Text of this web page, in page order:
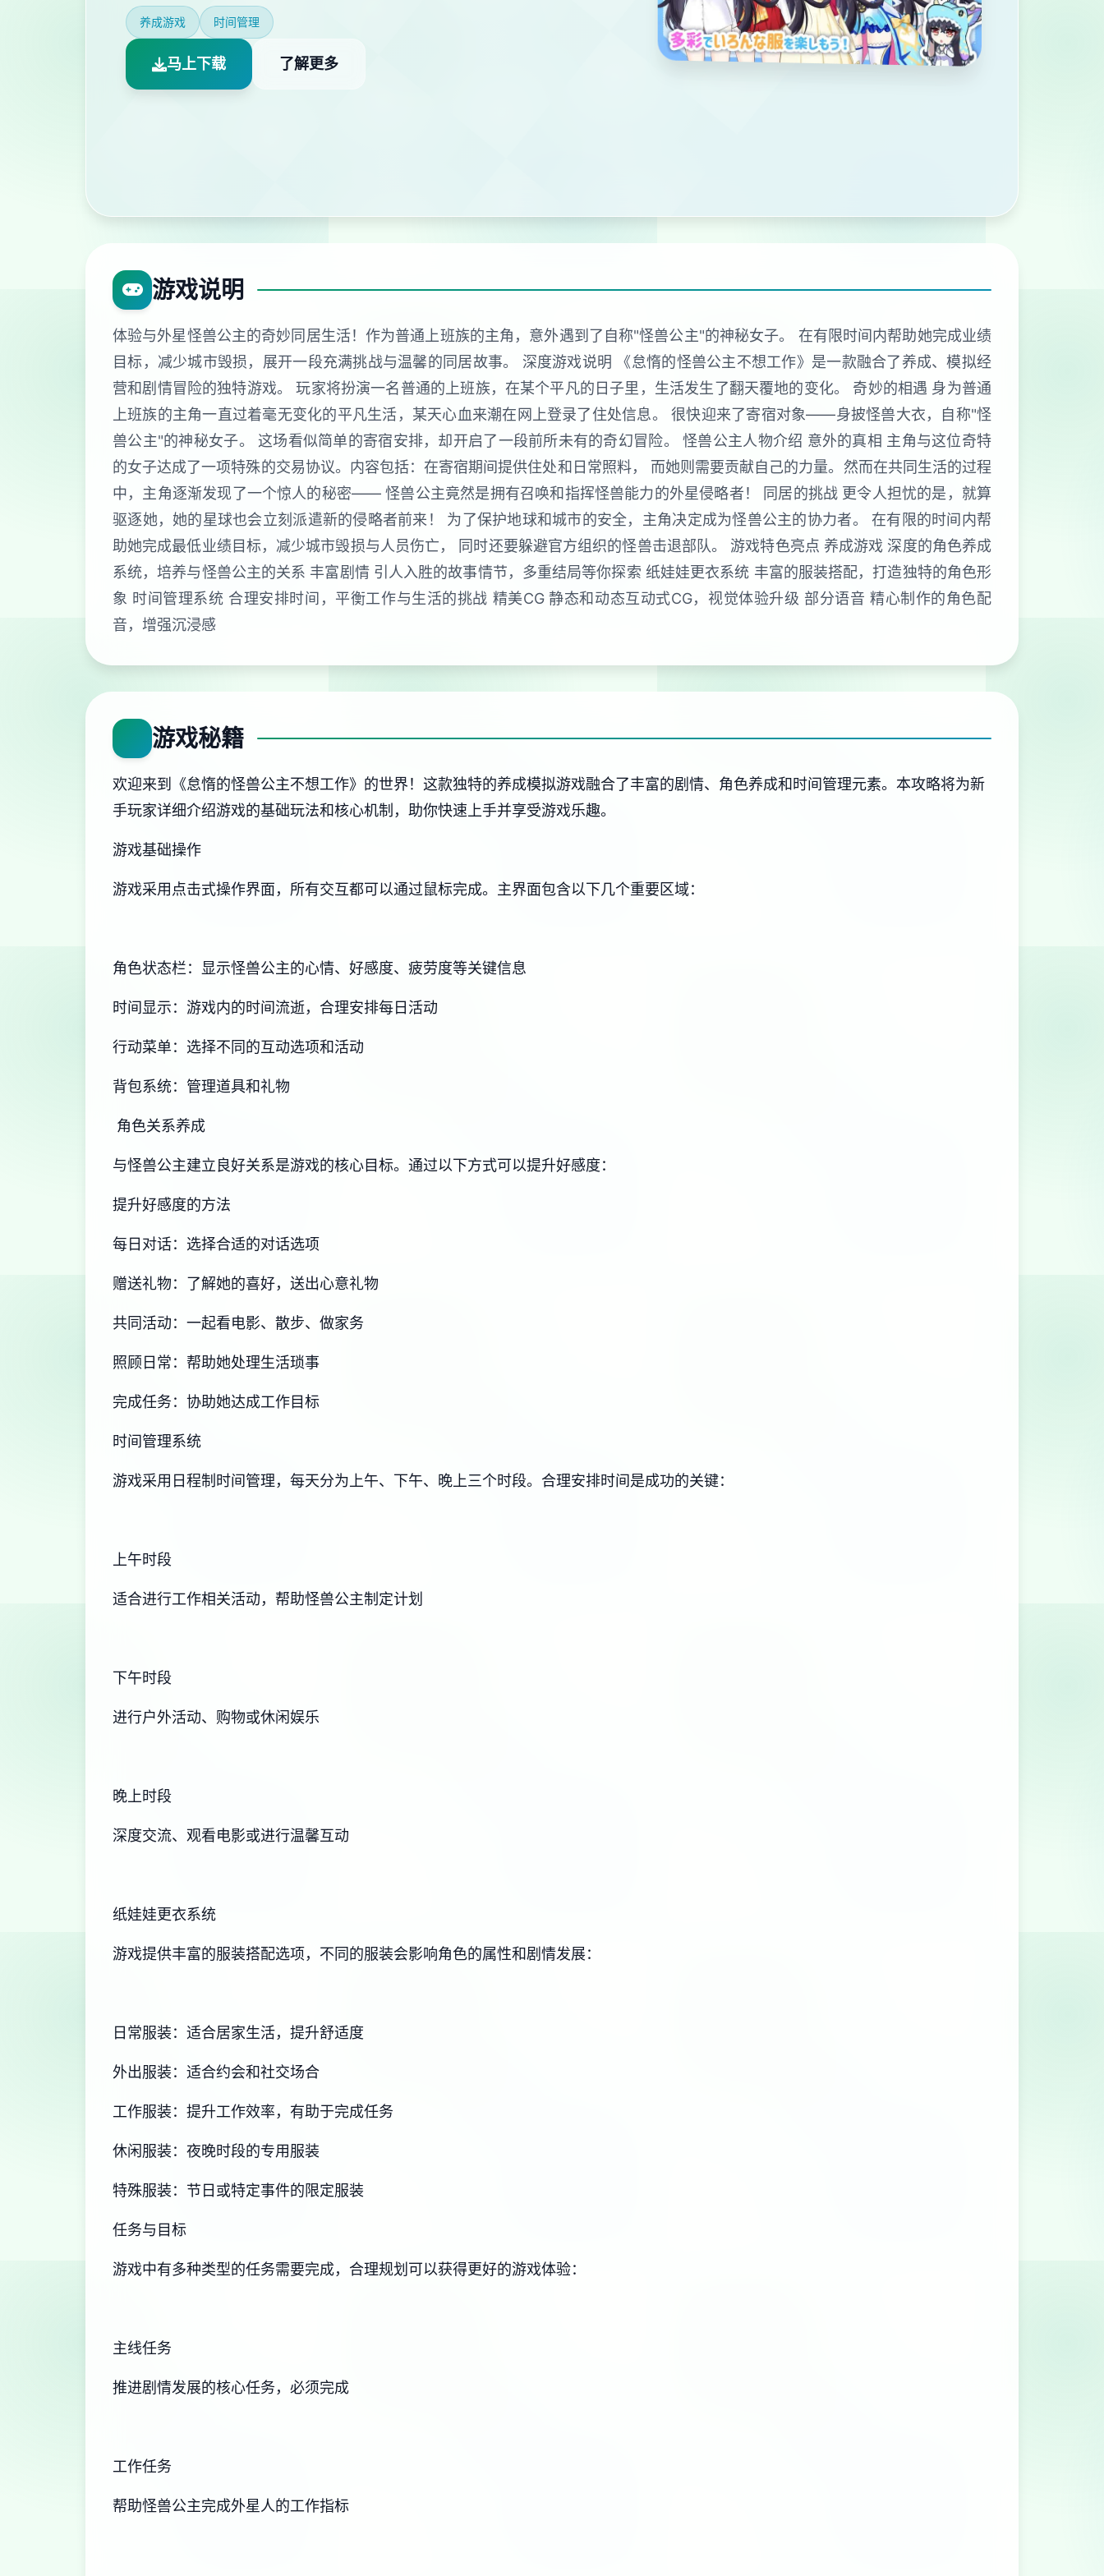
养成游戏 时间管理
马上下载 了解更多
游戏说明
体验与外星怪兽公主的奇妙同居生活！作为普通上班族的主角，意外遇到了自称"怪兽公主"的神秘女子。 在有限时间内帮助她完成业绩
目标，减少城市毁损，展开一段充满挑战与温馨的同居故事。 深度游戏说明 《怠惰的怪兽公主不想工作》是一款融合了养成、模拟经
营和剧情冒险的独特游戏。 玩家将扮演一名普通的上班族，在某个平凡的日子里，生活发生了翻天覆地的变化。 奇妙的相遇 身为普通
上班族的主角一直过着毫无变化的平凡生活，某天心血来潮在网上登录了住处信息。 很快迎来了寄宿对象——身披怪兽大衣，自称"怪
兽公主"的神秘女子。 这场看似简单的寄宿安排，却开启了一段前所未有的奇幻冒险。 怪兽公主人物介绍 意外的真相 主角与这位奇特
的女子达成了一项特殊的交易协议。内容包括：在寄宿期间提供住处和日常照料， 而她则需要贡献自己的力量。然而在共同生活的过程
中，主角逐渐发现了一个惊人的秘密—— 怪兽公主竟然是拥有召唤和指挥怪兽能力的外星侵略者！ 同居的挑战 更令人担忧的是，就算
驱逐她，她的星球也会立刻派遣新的侵略者前来！ 为了保护地球和城市的安全，主角决定成为怪兽公主的协力者。 在有限的时间内帮
助她完成最低业绩目标，减少城市毁损与人员伤亡， 同时还要躲避官方组织的怪兽击退部队。 游戏特色亮点 养成游戏 深度的角色养成
系统，培养与怪兽公主的关系 丰富剧情 引人入胜的故事情节，多重结局等你探索 纸娃娃更衣系统 丰富的服装搭配，打造独特的角色形
象 时间管理系统 合理安排时间，平衡工作与生活的挑战 精美CG 静态和动态互动式CG，视觉体验升级 部分语音 精心制作的角色配
音，增强沉浸感
游戏秘籍
欢迎来到《怠惰的怪兽公主不想工作》的世界！这款独特的养成模拟游戏融合了丰富的剧情、角色养成和时间管理元素。本攻略将为新
手玩家详细介绍游戏的基础玩法和核心机制，助你快速上手并享受游戏乐趣。
游戏基础操作
游戏采用点击式操作界面，所有交互都可以通过鼠标完成。主界面包含以下几个重要区域：
角色状态栏：显示怪兽公主的心情、好感度、疲劳度等关键信息
时间显示：游戏内的时间流逝，合理安排每日活动
行动菜单：选择不同的互动选项和活动
背包系统：管理道具和礼物
角色关系养成
与怪兽公主建立良好关系是游戏的核心目标。通过以下方式可以提升好感度：
提升好感度的方法
每日对话：选择合适的对话选项
赠送礼物：了解她的喜好，送出心意礼物
共同活动：一起看电影、散步、做家务
照顾日常：帮助她处理生活琐事
完成任务：协助她达成工作目标
时间管理系统
游戏采用日程制时间管理，每天分为上午、下午、晚上三个时段。合理安排时间是成功的关键：
上午时段
适合进行工作相关活动，帮助怪兽公主制定计划
下午时段
进行户外活动、购物或休闲娱乐
晚上时段
深度交流、观看电影或进行温馨互动
纸娃娃更衣系统
游戏提供丰富的服装搭配选项，不同的服装会影响角色的属性和剧情发展：
日常服装：适合居家生活，提升舒适度
外出服装：适合约会和社交场合
工作服装：提升工作效率，有助于完成任务
休闲服装：夜晚时段的专用服装
特殊服装：节日或特定事件的限定服装
任务与目标
游戏中有多种类型的任务需要完成，合理规划可以获得更好的游戏体验：
主线任务
推进剧情发展的核心任务，必须完成
工作任务
帮助怪兽公主完成外星人的工作指标